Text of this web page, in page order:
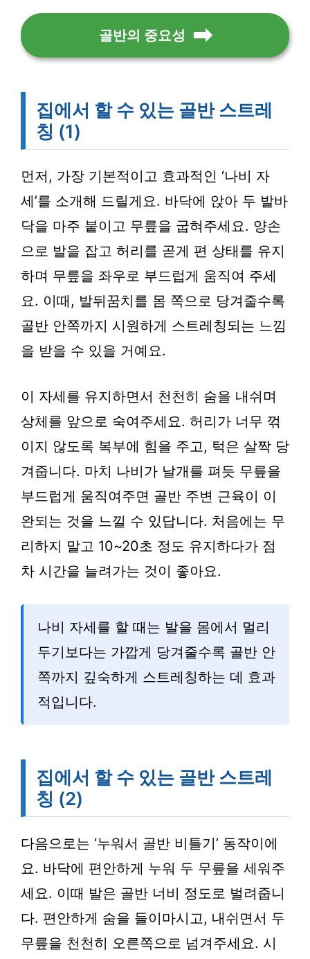
골반의 중요성
집에서 할 수 있는 골반 스트레
칭 (1)
먼저, 가장 기본적이고 효과적인 ‘나비 자
세’를 소개해 드릴게요. 바닥에 앉아 두 발바
닥을 마주 붙이고 무릎을 굽혀주세요. 양손
으로 발을 잡고 허리를 곧게 편 상태를 유지
하며 무릎을 좌우로 부드럽게 움직여 주세
요. 이때, 발뒤꿈치를 몸 쪽으로 당겨줄수록
골반 안쪽까지 시원하게 스트레칭되는 느낌
을 받을 수 있을 거예요.
이 자세를 유지하면서 천천히 숨을 내쉬며
상체를 앞으로 숙여주세요. 허리가 너무 꺾
이지 않도록 복부에 힘을 주고, 턱은 살짝 당
겨줍니다. 마치 나비가 날개를 펴듯 무릎을
부드럽게 움직여주면 골반 주변 근육이 이
완되는 것을 느낄 수 있답니다. 처음에는 무
리하지 말고 10~20초 정도 유지하다가 점
차 시간을 늘려가는 것이 좋아요.
나비 자세를 할 때는 발을 몸에서 멀리
두기보다는 가깝게 당겨줄수록 골반 안
쪽까지 깊숙하게 스트레칭하는 데 효과
적입니다.
집에서 할 수 있는 골반 스트레
칭 (2)
다음으로는 ‘누워서 골반 비틀기’ 동작이에
요. 바닥에 편안하게 누워 두 무릎을 세워주
세요. 이때 발은 골반 너비 정도로 벌려줍니
다. 편안하게 숨을 들이마시고, 내쉬면서 두
무릎을 천천히 오른쪽으로 넘겨주세요. 시